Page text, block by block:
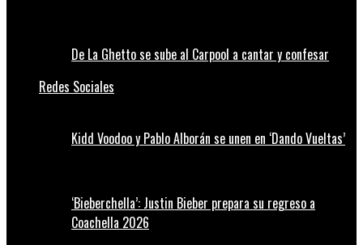
De La Ghetto se sube al Carpool a cantar y confesar
Redes Sociales
Kidd Voodoo y Pablo Alborán se unen en ‘Dando Vueltas’
‘Bieberchella’: Justin Bieber prepara su regreso a
Coachella 2026